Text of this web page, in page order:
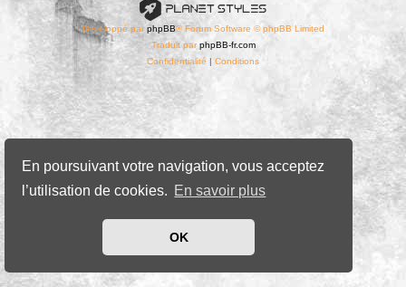
En poursuivant votre navigation, vous acceptez
l’utilisation de cookies. En savoir plus
OK
Développé parphpBB® Forum Software © phpBB Limited
Traduit parphpBB-fr.com
Confidentialité | Conditions